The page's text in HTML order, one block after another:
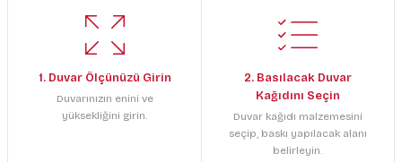
1. Duvar Ölçünüzü Girin
Duvarınızın enini ve
yüksekliğini girin.
2. Basılacak Duvar
Kağıdını Seçin
Duvar kağıdı malzemesini
seçip, baskı yapılacak alanı
belirleyin.